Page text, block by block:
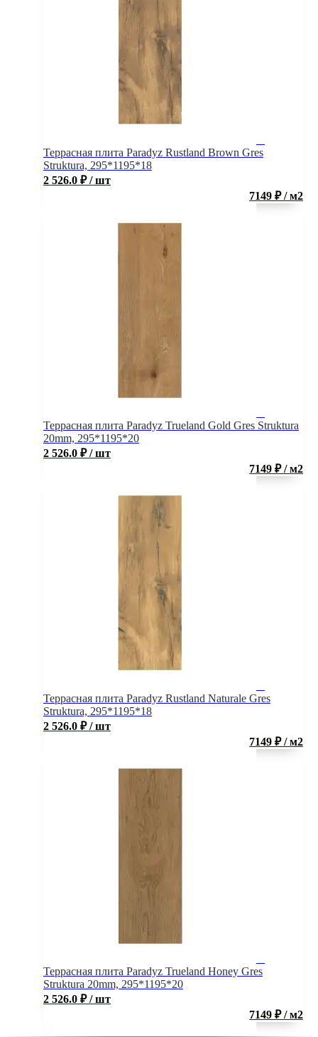
Террасная плита Paradyz Rustland Brown Gres
Struktura, 295*1195*18
2 526.0 ₽ / шт
7149 ₽ / м2
Террасная плита Paradyz Trueland Gold Gres Struktura
20mm, 295*1195*20
2 526.0 ₽ / шт
7149 ₽ / м2
Террасная плита Paradyz Rustland Naturale Gres
Struktura, 295*1195*18
2 526.0 ₽ / шт
7149 ₽ / м2
Террасная плита Paradyz Trueland Honey Gres
Struktura 20mm, 295*1195*20
2 526.0 ₽ / шт
7149 ₽ / м2